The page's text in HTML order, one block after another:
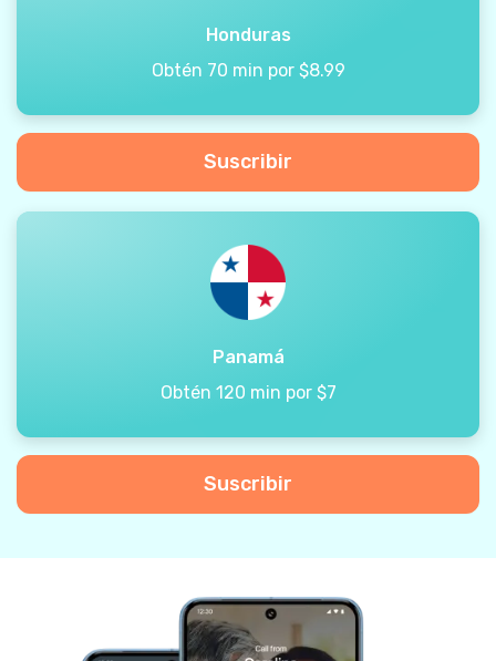
Honduras
Obtén 70 min por $8.99
Suscribir
Panamá
Obtén 120 min por $7
Suscribir